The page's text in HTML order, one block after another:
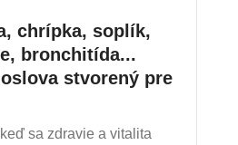
chrípka, soplík,
bronchitída...
stvorený pre
sa zdravie a vitalita